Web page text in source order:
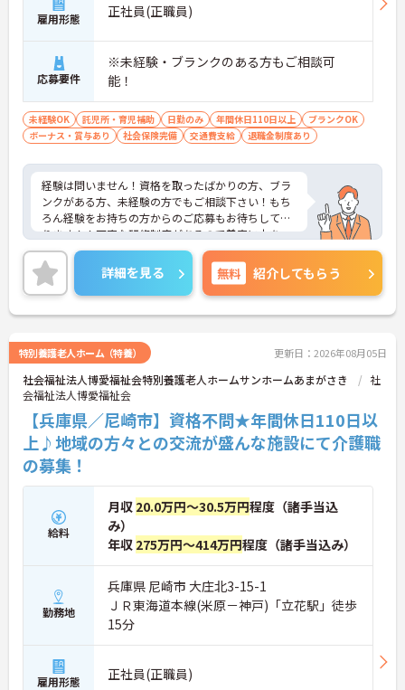
雇用形態 正社員(正職員)
応募要件
※未経験・ブランクのある方もご相談可
能！
未経験OK 託児所・育児補助 日勤のみ 年間休日110日以上
ブランクOK
ボーナス・賞与あり
社会保険完備 交通費支給 退職金制度あり
経験は問いません！資格を取ったばかりの方、ブラ
ンクがある方、未経験の方でもご相談下さい！もち
ろん経験をお持ちの方からのご応募もお待ちしてお
ります！！丁寧な研修制度があるので着実に力をつ
けていくことができ、また、もっと上のキャリアを
目指したい方のために、管理職向けの研修制度もご
用意。介護支援専門員の資格を活かした働き方がは
じめての方も安心してお仕事をスタートしていただ
けます♪
詳細をお話しいたしますのでお気軽にご相談くださ
い。
詳細を見る 無料 紹介してもらう
特別養護老人ホーム（特養） 更新日：2026年08月05日
社会福祉法人博愛福祉会特別養護老人ホームサンホームあまがさき
社
会福祉法人博愛福祉会
【兵庫県／尼崎市】資格不問★年間休日110日以
上♪地域の方々との交流が盛んな施設にて介護職
の募集！
給料
月収 20.0万円～30.5万円程度（諸手当込
み）
年収 275万円～414万円程度（諸手当込み）
勤務地
兵庫県 尼崎市 大庄北3-15-1
ＪＲ東海道本線(米原－神戸)「立花駅」徒歩
15分
雇用形態 正社員(正職員)